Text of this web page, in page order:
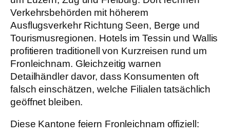
Verkehrsbehörden mit höherem
Ausflugsverkehr Richtung Seen, Berge und
Tourismusregionen. Hotels im Tessin und Wallis
profitieren traditionell von Kurzreisen rund um
Fronleichnam. Gleichzeitig warnen
Detailhändler davor, dass Konsumenten oft
falsch einschätzen, welche Filialen tatsächlich
geöffnet bleiben.
Diese Kantone feiern Fronleichnam offiziell: